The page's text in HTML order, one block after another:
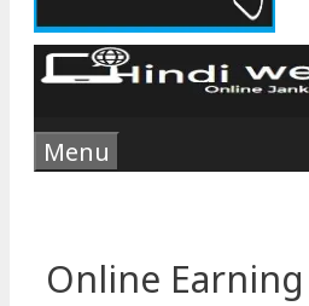
Menu
Online Earning